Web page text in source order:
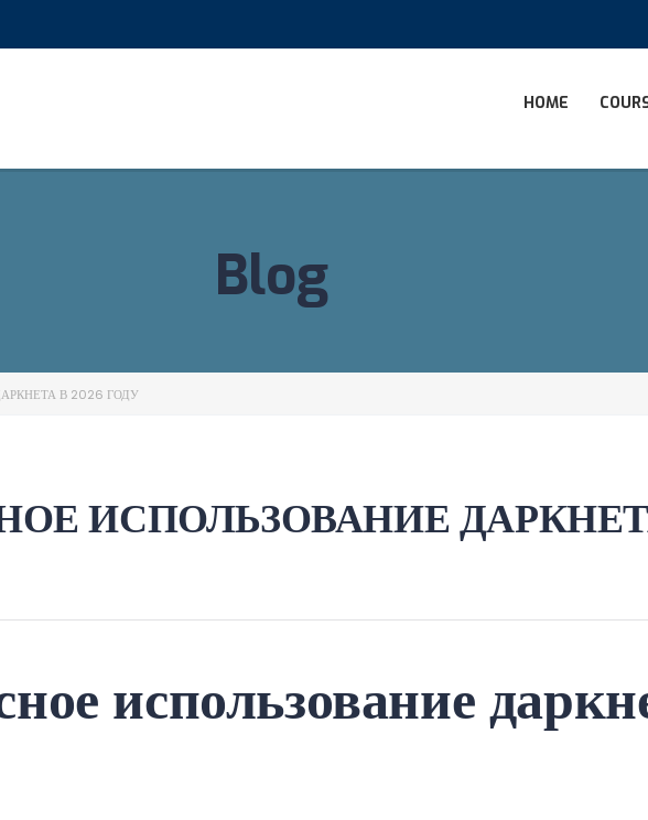
HOME
Blog
В 2026 ГОДУ
ИСПОЛЬЗОВАНИЕ
использование